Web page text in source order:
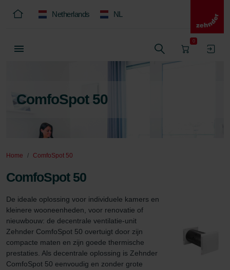
Netherlands NL
0
ComfoSpot 50
Home ComfoSpot 50
ComfoSpot 50
De ideale oplossing voor individuele kamers en
kleinere wooneenheden, voor renovatie of
nieuwbouw: de decentrale ventilatie-unit
Zehnder ComfoSpot 50 overtuigt door zijn
compacte maten en zijn goede thermische
prestaties. Als decentrale oplossing is Zehnder
ComfoSpot 50 eenvoudig en zonder grote